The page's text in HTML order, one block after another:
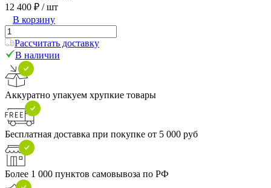
12 400 ₽ / шт
В корзину
Рассчитать доставку
В наличии
Аккуратно упакуем хрупкие товары
Бесплатная доставка при покупке от 5 000 руб
Более 1 000 пунктов самовывоза по РФ